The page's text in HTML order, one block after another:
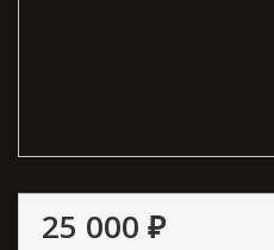
25 000 ₽